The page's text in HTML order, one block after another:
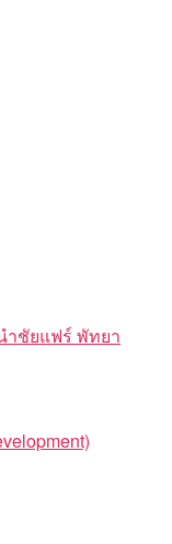
ำชัยแฟร์ พัทยา